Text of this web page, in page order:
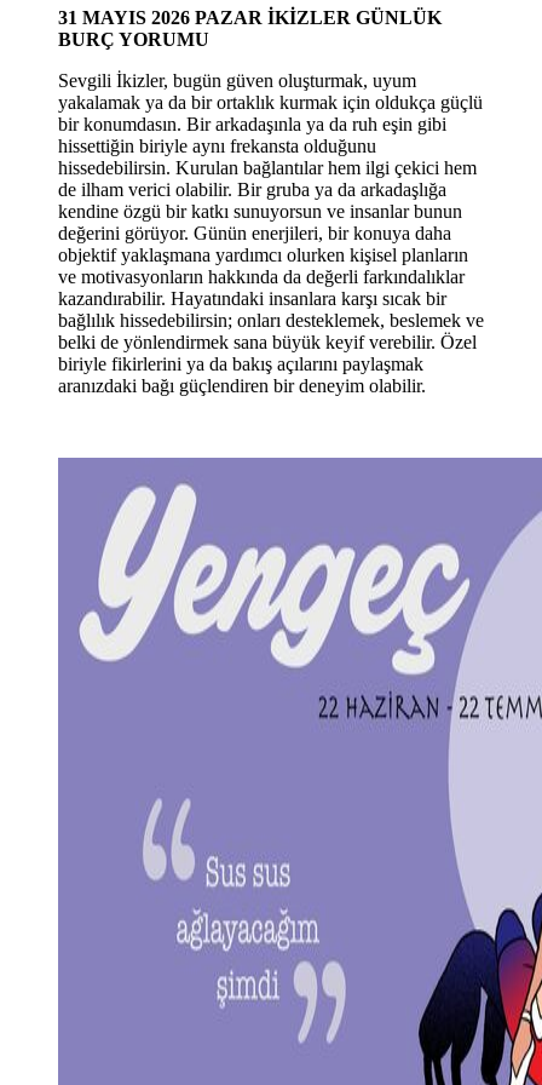
31 MAYIS 2026 PAZAR İKİZLER GÜNLÜK
BURÇ YORUMU
Sevgili İkizler, bugün güven oluşturmak, uyum
yakalamak ya da bir ortaklık kurmak için oldukça güçlü
bir konumdasın. Bir arkadaşınla ya da ruh eşin gibi
hissettiğin biriyle aynı frekansta olduğunu
hissedebilirsin. Kurulan bağlantılar hem ilgi çekici hem
de ilham verici olabilir. Bir gruba ya da arkadaşlığa
kendine özgü bir katkı sunuyorsun ve insanlar bunun
değerini görüyor. Günün enerjileri, bir konuya daha
objektif yaklaşmana yardımcı olurken kişisel planların
ve motivasyonların hakkında da değerli farkındalıklar
kazandırabilir. Hayatındaki insanlara karşı sıcak bir
bağlılık hissedebilirsin; onları desteklemek, beslemek ve
belki de yönlendirmek sana büyük keyif verebilir. Özel
biriyle fikirlerini ya da bakış açılarını paylaşmak
aranızdaki bağı güçlendiren bir deneyim olabilir.